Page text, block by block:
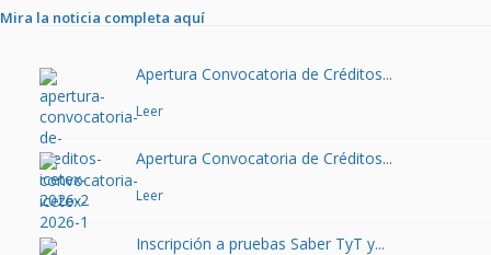
Mira la noticia completa aquí
Apertura Convocatoria de Créditos...
Leer
Apertura Convocatoria de Créditos...
Leer
Inscripción a pruebas Saber TyT y...